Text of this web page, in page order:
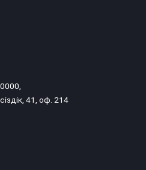
41, оф. 214